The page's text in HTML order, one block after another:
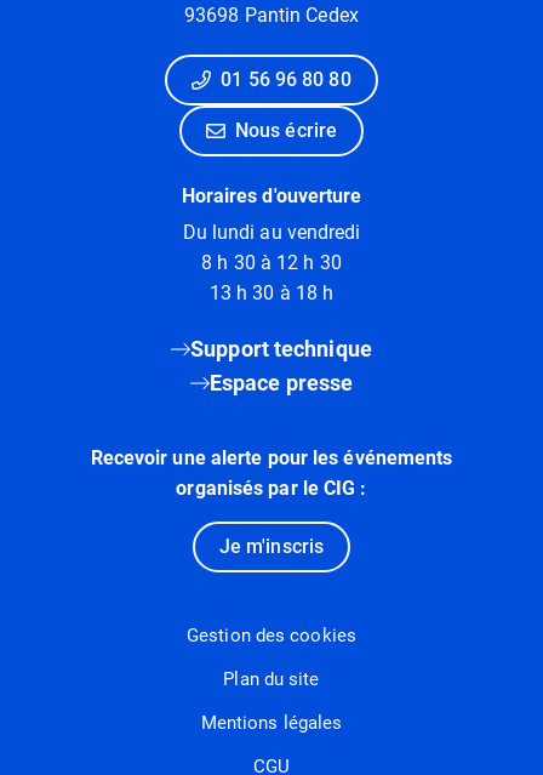
93698 Pantin Cedex
01 56 96 80 80
Nous écrire
Horaires d'ouverture
Du lundi au vendredi
8 h 30 à 12 h 30
13 h 30 à 18 h
Support technique
Espace presse
Recevoir une alerte pour les événements
organisés par le CIG :
Je m'inscris
Gestion des cookies
Plan du site
Mentions légales
CGU